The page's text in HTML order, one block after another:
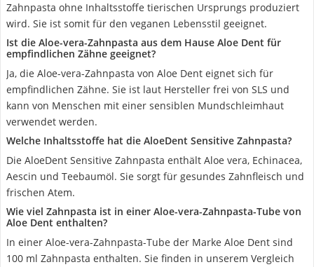
Zahnpasta ohne Inhaltsstoffe tierischen Ursprungs produziert
wird. Sie ist somit für den veganen Lebensstil geeignet.
Ist die Aloe-vera-Zahnpasta aus dem Hause Aloe Dent für
empfindlichen Zähne geeignet?
Ja, die Aloe-vera-Zahnpasta von Aloe Dent eignet sich für
empfindlichen Zähne. Sie ist laut Hersteller frei von SLS und
kann von Menschen mit einer sensiblen Mundschleimhaut
verwendet werden.
Welche Inhaltsstoffe hat die AloeDent Sensitive Zahnpasta?
Die AloeDent Sensitive Zahnpasta enthält Aloe vera, Echinacea,
Aescin und Teebaumöl. Sie sorgt für gesundes Zahnfleisch und
frischen Atem.
Wie viel Zahnpasta ist in einer Aloe-vera-Zahnpasta-Tube von
Aloe Dent enthalten?
In einer Aloe-vera-Zahnpasta-Tube der Marke Aloe Dent sind
100 ml Zahnpasta enthalten. Sie finden in unserem Vergleich